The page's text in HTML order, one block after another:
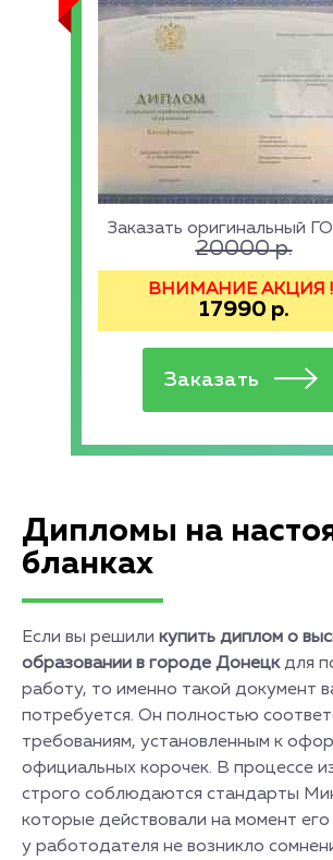
Заказать оригинальный
20000р.
ВНИМАНИЕ АКЦИЯ
17990 р.
Дипломы на
бланках
Если вы решили купить диплом о
образовании в городе Донецкдля
работу, то именно такой документ
потребуется. Он полностью
требованиям, установленным к
официальных корочек. В процессе
строго соблюдаются стандарты
которые действовали на момент
у работодателя не возникло